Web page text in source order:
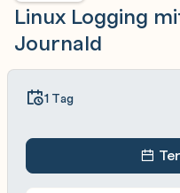
Linux Logging
Journald
1 Tag